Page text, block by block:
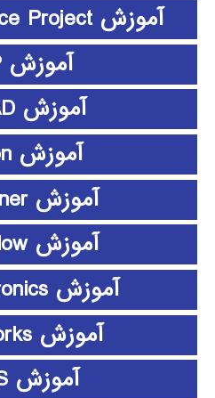
آموزش Microsoft Office Project
آموزش PHP
آموزش PSCAD
آموزش python
آموزش rapidminer
آموزش ShowFlow
آموزش SimElectronics
آموزش SolidWorks
آموزش SPSS